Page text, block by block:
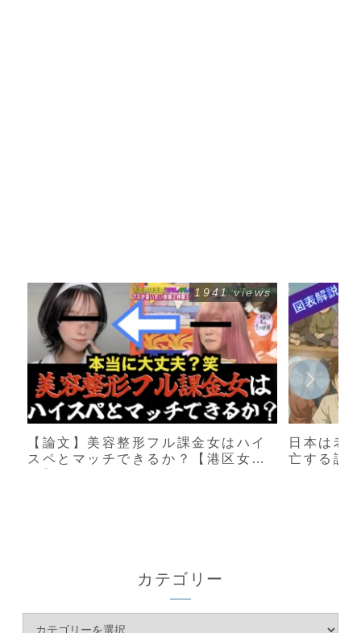
【論文】美容整形フル課金女はハイ
スペとマッチできるか？【港区女
1941 views
日本は老
亡する説
カテゴリー